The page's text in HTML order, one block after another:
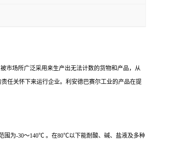
市场所广泛采用来生产出无法计数的货物和产品，从
任关怀下来运行企业。利安德巴赛尔工业的产品在提
围为-30～140℃ 。在80℃以下能耐酸、碱、盐液及多种